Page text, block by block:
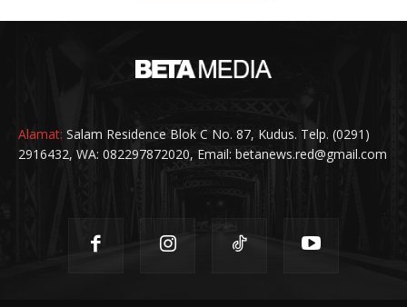
Alamat: Salam Residence Blok C No. 87, Kudus. Telp. (0291)
2916432, WA: 082297872020, Email: betanews.red@gmail.com